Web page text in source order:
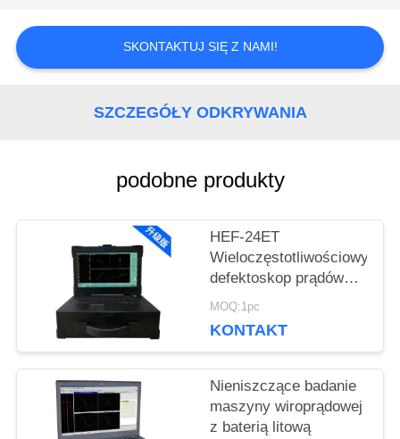
NAMI
SITEMAP
PRIVACY
POLICY
SKONTAKTUJ SIĘ Z NAMI!
SZCZEGÓŁY ODKRYWANIA
podobne produkty
HEF-24ET
Wieloczęstotliwościowy
defektoskop prądów
wirowych do rur
wymienników ciepła
MOQ:1pc
KONTAKT
Nieniszczące badanie
maszyny wiroprądowej
z baterią litową